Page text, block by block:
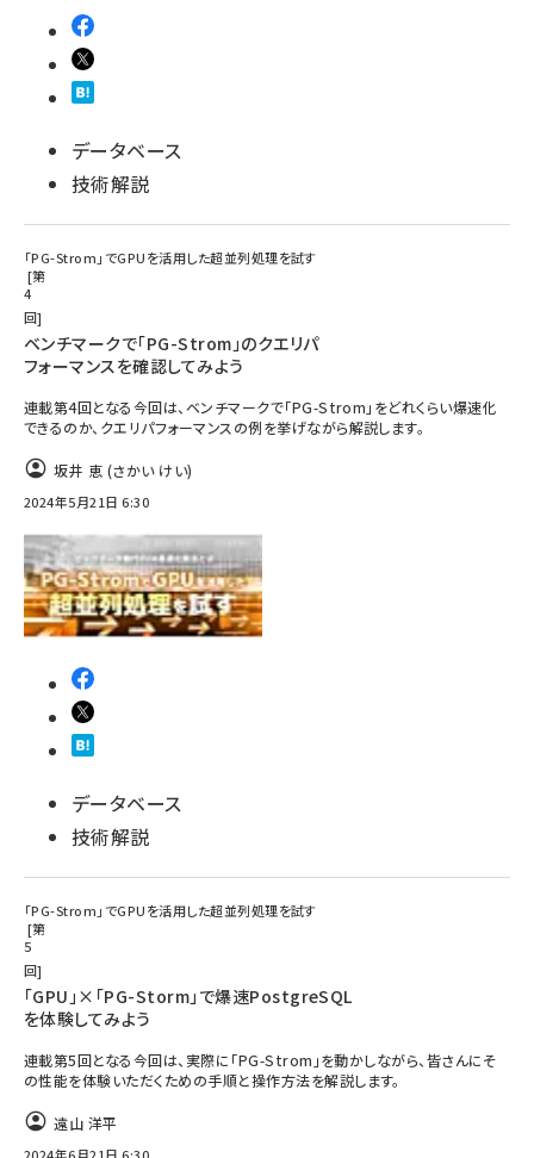
データベース
技術解説
「PG-Strom」でGPUを活用した超並列処理を試す
第
4
回
ベンチマークで「PG-Strom」のクエリパ
フォーマンスを確認してみよう
連載第4回となる今回は、ベンチマークで「PG-Strom」をどれくらい爆速化
できるのか、クエリパフォーマンスの例を挙げながら解説します。
坂井 恵 (さかい けい)
2024年5月21日 6:30
データベース
技術解説
「PG-Strom」でGPUを活用した超並列処理を試す
第
5
回
「GPU」×「PG-Storm」で爆速PostgreSQL
を体験してみよう
連載第5回となる今回は、実際に「PG-Strom」を動かしながら、皆さんにそ
の性能を体験いただくための手順と操作方法を解説します。
遠山 洋平